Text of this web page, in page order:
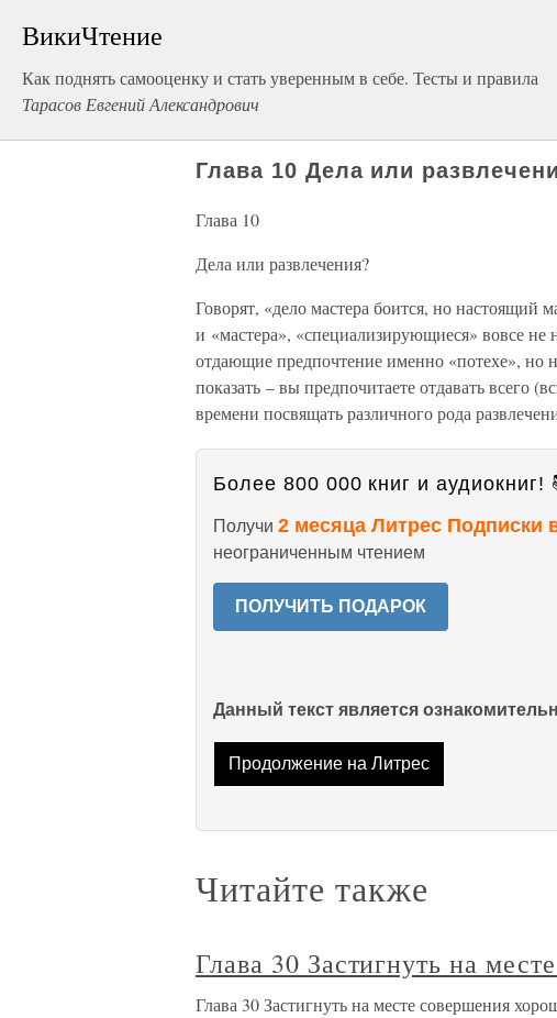
ВикиЧтение
Как поднять самооценку и стать уверенным в себе. Тесты и правила
Тарасов Евгений Александрович
Глава 10 Дела или
Глава 10
Дела или развлечения?
Говорят, «дело мастера боится, но настоящий
и «мастера», «специализирующиеся» вовсе
отдающие предпочтение именно «потехе», но
показать – вы предпочитаете отдавать всего
времени посвящать различного рода
Более 800 000 книг и аудиокниг!
Получи 2 месяца Литрес Подписки
неограниченным чтением
ПОЛУЧИТЬ ПОДАРОК
Данный текст является
Продолжение на Литрес
Читайте также
Глава 30 Застигнуть на
Глава 30 Застигнуть на месте совершения